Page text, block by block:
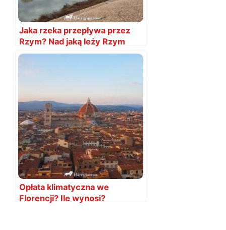
Jaka rzeka przepływa przez
Rzym? Nad jaką leży Rzym
Opłata klimatyczna we
Florencji? Ile wynosi?